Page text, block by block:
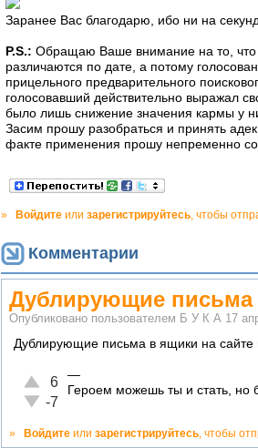
Заранее Вас благодарю, ибо ни на
P.S.: Обращаю Ваше внимание на то, что
различаются по дате, а потому
прицельного предварительного
голосовавший действительно выражал
было лишь снижение значения кармы у
Засим прошу разобраться и принять
факте применения прошу непременно
» Войдите или зарегистрируйтесь, чтобы
Комментарии
Дублирующие письма
Опубликовано пользователем Б У К А 17
Дублирующие письма в ящики на сайте
Отлично!
6
Неадекватно!
-7
—
Героем можешь ты и стать, но
» Войдите или зарегистрируйтесь, чтобы